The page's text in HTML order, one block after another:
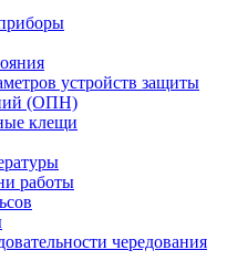
устройств защиты
(ОПН)
клещи
работы
чередования